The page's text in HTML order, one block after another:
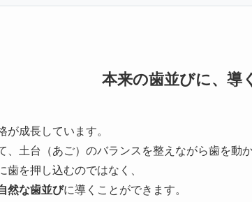
本来の歯並びに、導
が成長しています。
、土台（あご）のバランスを整えながら歯を動か
歯を押し込むのではなく、
然な歯並びに導くことができます。